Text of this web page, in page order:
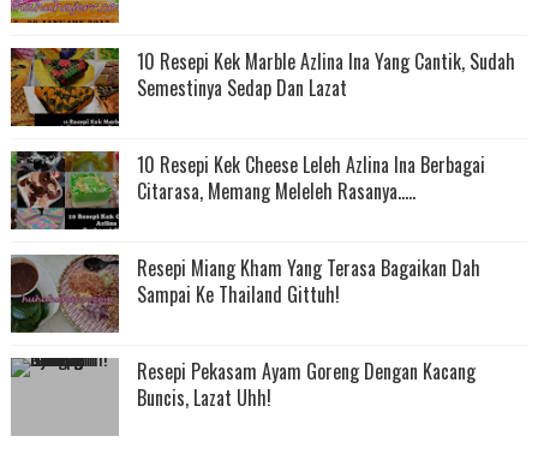
10 Resepi Kek Marble Azlina Ina Yang Cantik, Sudah
Semestinya Sedap Dan Lazat
10 Resepi Kek Cheese Leleh Azlina Ina Berbagai
Citarasa, Memang Meleleh Rasanya.....
Resepi Miang Kham Yang Terasa Bagaikan Dah
Sampai Ke Thailand Gittuh!
Resepi Pekasam Ayam Goreng Dengan Kacang
Buncis, Lazat Uhh!